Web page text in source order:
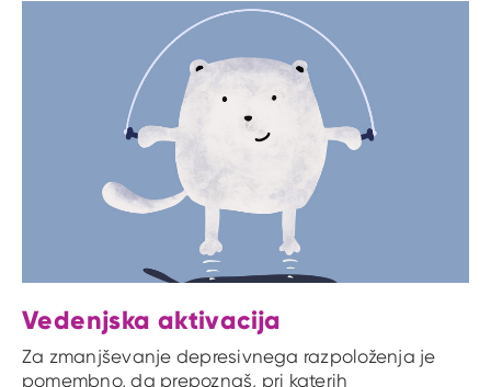
Vedenjska aktivacija
Za zmanjševanje depresivnega razpoloženja je
pomembno, da prepoznaš, pri katerih